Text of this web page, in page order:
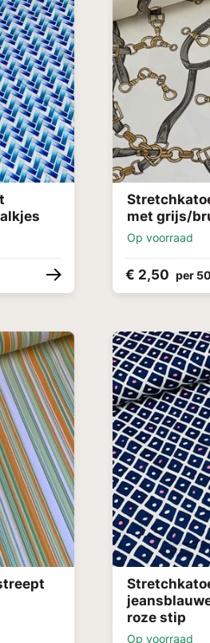
met grijs/
Op voorraad
€ 2,50 per
roze stip
Op voorraad